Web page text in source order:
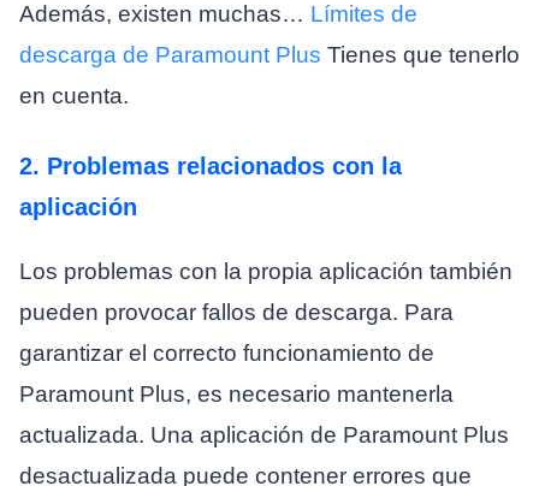
Además, existen muchas… Límites de
descarga de Paramount Plus Tienes que tenerlo
en cuenta.
2. Problemas relacionados con la
aplicación
Los problemas con la propia aplicación también
pueden provocar fallos de descarga. Para
garantizar el correcto funcionamiento de
Paramount Plus, es necesario mantenerla
actualizada. Una aplicación de Paramount Plus
desactualizada puede contener errores que